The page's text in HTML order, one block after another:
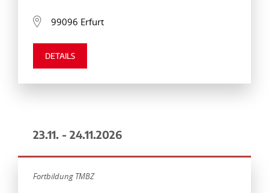
99096 Erfurt
DETAILS
23.11. - 24.11.2026
Fortbildung TMBZ